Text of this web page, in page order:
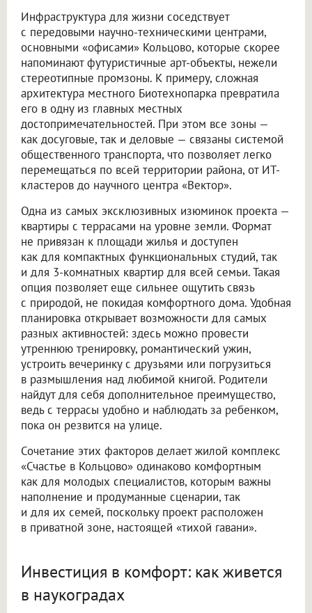
Инфраструктура для жизни соседствует
с передовыми научно-техническими центрами,
основными «офисами» Кольцово, которые скорее
напоминают футуристичные арт-объекты, нежели
стереотипные промзоны. К примеру, сложная
архитектура местного Биотехнопарка превратила
его в одну из главных местных
достопримечательностей. При этом все зоны —
как досуговые, так и деловые — связаны системой
общественного транспорта, что позволяет легко
перемещаться по всей территории района, от ИТ-
кластеров до научного центра «Вектор».
Одна из самых эксклюзивных изюминок проекта —
квартиры с террасами на уровне земли. Формат
не привязан к площади жилья и доступен
как для компактных функциональных студий, так
и для 3-комнатных квартир для всей семьи. Такая
опция позволяет еще сильнее ощутить связь
с природой, не покидая комфортного дома. Удобная
планировка открывает возможности для самых
разных активностей: здесь можно провести
утреннюю тренировку, романтический ужин,
устроить вечеринку с друзьями или погрузиться
в размышления над любимой книгой. Родители
найдут для себя дополнительное преимущество,
ведь с террасы удобно и наблюдать за ребенком,
пока он резвится на улице.
Сочетание этих факторов делает жилой комплекс
«Счастье в Кольцово» одинаково комфортным
как для молодых специалистов, которым важны
наполнение и продуманные сценарии, так
и для их семей, поскольку проект расположен
в приватной зоне, настоящей «тихой гавани».
Инвестиция в комфорт: как живется
в наукоградах